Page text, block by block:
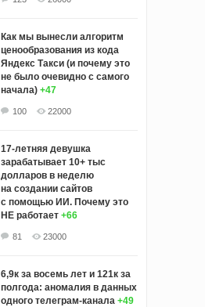
Как мы вынесли алгоритм
ценообразования из кода
Яндекс Такси (и почему это
не было очевидно с самого
начала) +47
100 22000
17-летняя девушка
зарабатывает 10+ тыс
долларов в неделю
на создании сайтов
с помощью ИИ. Почему это
НЕ работает +66
81 23000
6,9к за восемь лет и 121к за
полгода: аномалия в данных
одного телеграм-канала +49